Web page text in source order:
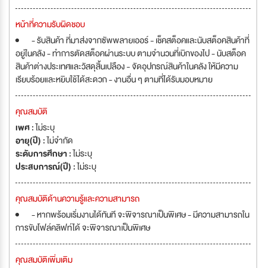
หน้าที่ความรับผิดชอบ
- รับสินค้า ที่มาส่งจากซัพพลายเออร์ - เช็คสต็อคและนับสต็อคสินค้าที่
อยู่ในคลัง - ทำการตัดสต็อคผ่านระบบ ตามจำนวนที่เบิกของไป - นับสต็อค
สินค้าต่างประเทศและวัสดุสิ้นเปลือง - จัดอุปกรณ์สินค้าในคลัง ให้มีความ
เรียบร้อยและหยิบใช้ได้สะดวก - งานอื่น ๆ ตามที่ได้รับมอบหมาย
คุณสมบัติ
เพศ :ไม่ระบุ
อายุ(ปี) :ไม่จำกัด
ระดับการศึกษา :ไม่ระบุ
ประสบการณ์(ปี) :ไม่ระบุ
คุณสมบัติด้านความรู้และความสามารถ
- หากพร้อมเริ่มงานได้ทันที จะพิจารณาเป็นพิเศษ - มีความสามารถใน
การขับโฟล์คลิฟท์ได้ จะพิจารณาเป็นพิเศษ
คุณสมบัติเพิ่มเติม